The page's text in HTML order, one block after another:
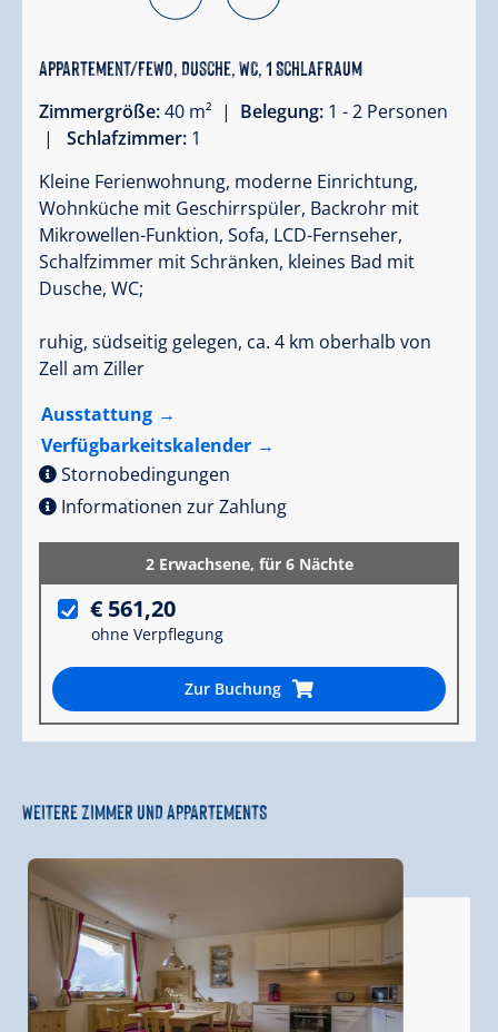
Appartement/Fewo, Dusche, WC, 1 Schlafraum
Zimmergröße:40 m² | Belegung: 1 - 2 Personen
|
Schlafzimmer: 1
Kleine Ferienwohnung, moderne Einrichtung,
Wohnküche mit Geschirrspüler, Backrohr mit
Mikrowellen-Funktion, Sofa, LCD-Fernseher,
Schalfzimmer mit Schränken, kleines Bad mit
Dusche, WC;
ruhig, südseitig gelegen, ca. 4 km oberhalb von
Zell am Ziller
Ausstattung
Verfügbarkeitskalender
Stornobedingungen
Informationen zur Zahlung
2 Erwachsene, für 6 Nächte
€ 561,20
ohne Verpflegung
Zur Buchung
WEITERE ZIMMER UND APPARTEMENTS